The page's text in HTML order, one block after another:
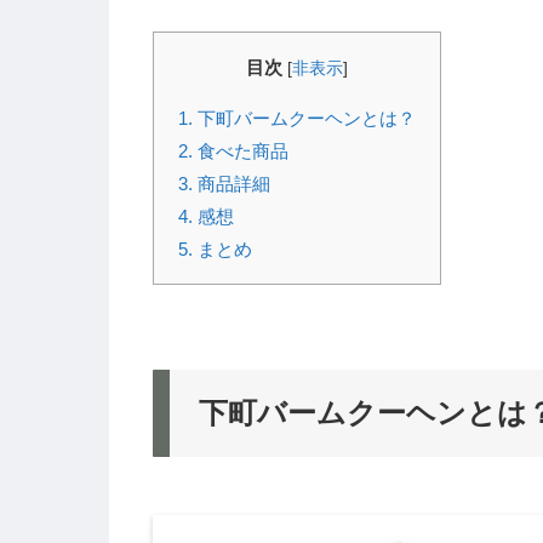
目次 [非表示]
1. 下町バームクーヘンとは？
2. 食べた商品
3. 商品詳細
4. 感想
5. まとめ
下町バームクーヘンとは